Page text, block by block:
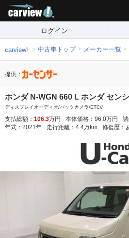
ログイン
carview! 中古車トップ メーカー一覧
提供：
ホンダ N-WGN 660 L ホンダ セン
ディスプレイオーディオ/バックカメラ/ETC//
支払総額： 106.3万円 本体価格： 96.0万円 諸
年式： 2021年 走行距離： 4.4万km 修復歴：